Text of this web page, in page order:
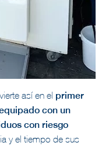
así en el primer
con un
con riesgo
y el tiempo de sus